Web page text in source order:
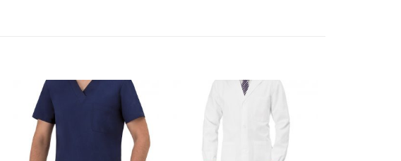
Aggiungi
alla lista
dei
desideri
Aggiungi
alla lista
desideri